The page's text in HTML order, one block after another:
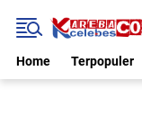
Home Terpopuler